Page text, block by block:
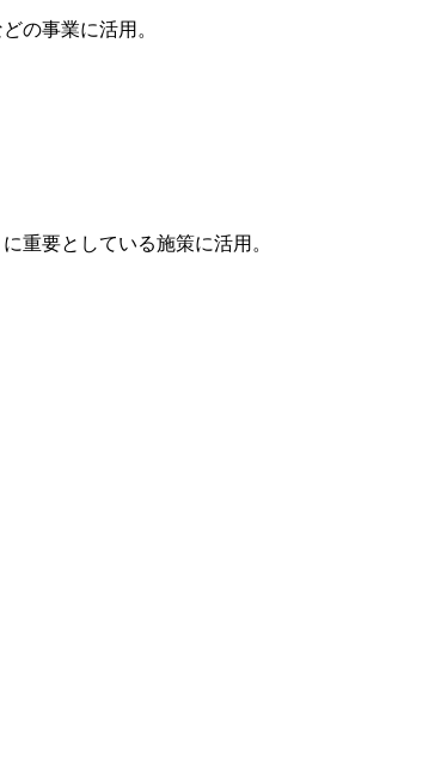
などの事業に活用。
重要としている施策に活用。